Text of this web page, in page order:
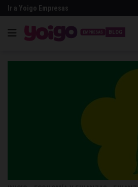
Ir a Yoigo Empresas
BLOG